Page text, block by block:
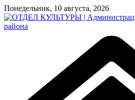
Перейти
к
содержимому
Понедельник, 10 августа, 2026